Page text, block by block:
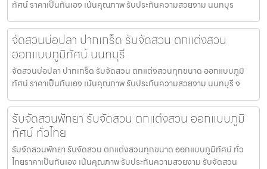
ทัศน์ ราคาเป็นกันเอง เน้นคุณภาพ รับประกันความสวยงาม นนทบุร
จัดสวนบ่อปลา ปากเกร็ด รับจัดสวน ตกแต่งสวน
ออกแบบภูมิทัศน์ นนทบุรี
จัดสวนบ่อปลา ปากเกร็ด รับจัดสวน ตกแต่งสวนทุกขนาด ออกแบบภูมิ
ทัศน์ ราคาเป็นกันเอง เน้นคุณภาพ รับประกันความสวยงาม นนทบุรี จ
รับจัดสวนพัทยา รับจัดสวน ตกแต่งสวน ออกแบบภูมิ
ทัศน์ ทั่วไทย
รับจัดสวนพัทยา รับจัดสวน ตกแต่งสวนทุกขนาด ออกแบบภูมิทัศน์ ทั่ว
ไทยราคาเป็นกันเอง เน้นคุณภาพ รับประกันความสวยงาม รับจัดสวน